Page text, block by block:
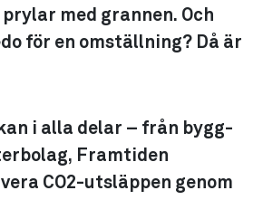
med grannen. Och
för en omställning? Då är
i alla delar – från bygg-
Framtiden
CO2-utsläppen genom